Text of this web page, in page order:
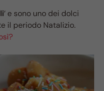
‘ e sono uno dei dolci
il periodo Natalizio.